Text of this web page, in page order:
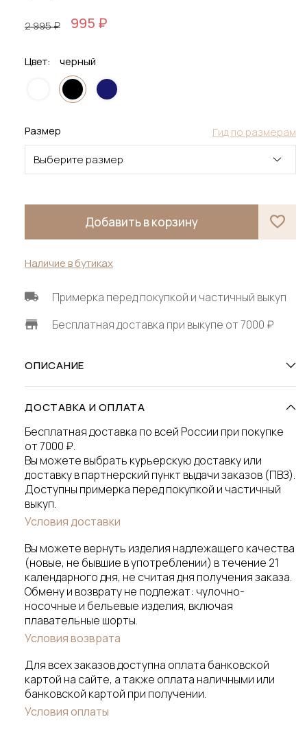
2 995 ₽ 995 ₽
Цвет: черный
Гид по размерам
Размер
Выберите размер
Добавить в корзину
Наличие в бутиках
Примерка перед покупкой и частичный выкуп
Бесплатная доставка при выкупе от 7000 ₽
ОПИСАНИЕ
ДОСТАВКА И ОПЛАТА
Бесплатная доставка по всей России при покупке
от 7000 ₽.
Вы можете выбрать курьерскую доставку или
доставку в партнерский пункт выдачи заказов (ПВЗ).
Доступны примерка перед покупкой и частичный
выкуп.
Условия доставки
Вы можете вернуть изделия надлежащего качества
(новые, не бывшие в употреблении) в течение 21
календарного дня, не считая дня получения заказа.
Обмену и возврату не подлежат: чулочно-
носочные и бельевые изделия, включая
плавательные шорты.
Условия возврата
Для всех заказов доступна оплата банковской
картой на сайте, а также оплата наличными или
банковской картой при получении.
Условия оплаты